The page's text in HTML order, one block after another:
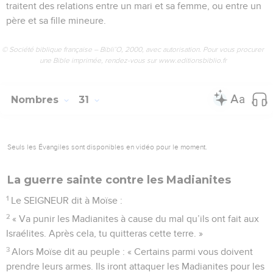
traitent des relations entre un mari et sa femme, ou entre un
père et sa fille mineure.
© Société biblique française – Bibli’O, 2000, avec autorisation. Pour vous procurer
une Bible imprimée, rendez-vous sur www.editionsbiblio.fr
Nombres 31
Seuls les Évangiles sont disponibles en vidéo pour le moment.
La guerre sainte contre les Madianites
1 Le SEIGNEUR dit à Moïse :
2 « Va punir les Madianites à cause du mal qu’ils ont fait aux
Israélites. Après cela, tu quitteras cette terre. »
3 Alors Moïse dit au peuple : « Certains parmi vous doivent
prendre leurs armes. Ils iront attaquer les Madianites pour les